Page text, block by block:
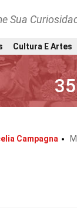
Sua
Cultura E Artes
Campagna